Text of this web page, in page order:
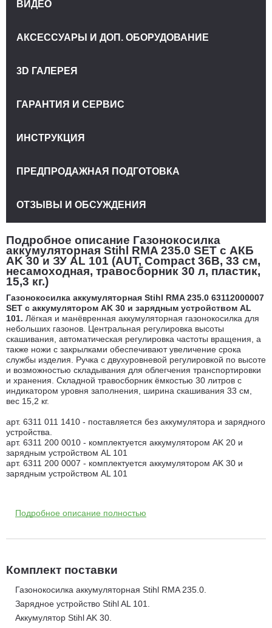
Подробное описание Газонокосилка
аккумуляторная Stihl RMA 235.0 SET с АКБ
AK 30 и ЗУ AL 101 (AUT, Compact 36В, 33 см,
несамоходная, травосборник 30 л, пластик,
15,3 кг.)
Газонокосилка аккумуляторная Stihl RMA 235.0 63112000007
SET с аккумулятором AK 30 и зарядным устройством AL
101. Лёгкая и манёвренная аккумуляторная газонокосилка для
небольших газонов. Центральная регулировка высоты
скашивания, автоматическая регулировка частоты вращения, а
также ножи с закрылками обеспечивают увеличение срока
службы изделия. Ручка с двухуровневой регулировкой по высоте
и возможностью складывания для облегчения транспортировки
и хранения. Складной травосборник ёмкостью 30 литров с
индикатором уровня заполнения, ширина скашивания 33 см,
вес 15,2 кг.
арт. 6311 011 1410 - поставляется без аккумулятора и зарядного
устройства.
арт. 6311 200 0010 - комплектуется аккумулятором AK 20 и
зарядным устройством AL 101
арт. 6311 200 0007 - комплектуется аккумулятором AK 30 и
зарядным устройством AL 101
составляет двигатель, который абсолютно экологичен и не
на 300 м2 площади. Время зарядки аккумулятора до 100%
составляет 150 мин. В комплект поставки не входит
аккумуляторная батарея и зарядное устройство AL 101.
Полимерная дека косилки Stihl RMA 235.0 оснащенная ножом с
закрылками способна производить за один проход кошение
Подробное описание полностью
Комплект поставки
Газонокосилка аккумуляторная Stihl RMA 235.0.
Зарядное устройство Stihl AL 101.
Аккумулятор Stihl AK 30.
ВИДЕО
АКСЕССУАРЫ И ДОП. ОБОРУДОВАНИЕ
3D ГАЛЕРЕЯ
ГАРАНТИЯ И СЕРВИС
ИНСТРУКЦИЯ
ПРЕДПРОДАЖНАЯ ПОДГОТОВКА
ОТЗЫВЫ И ОБСУЖДЕНИЯ